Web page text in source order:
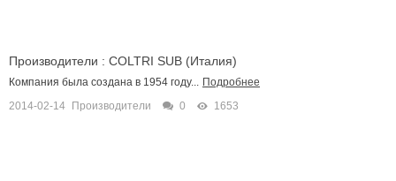
Производители : COLTRI SUB (Италия)
Компания была создана в 1954 году... Подробнее
2014-02-14
Производители 0 1653